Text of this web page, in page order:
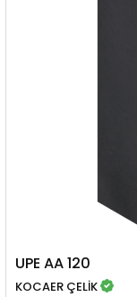
UPE AA 120
KOCAER ÇELİK